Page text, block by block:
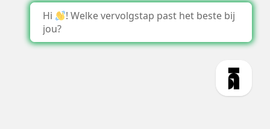
Hi
! Welke vervolgstap past het beste bij
jou?